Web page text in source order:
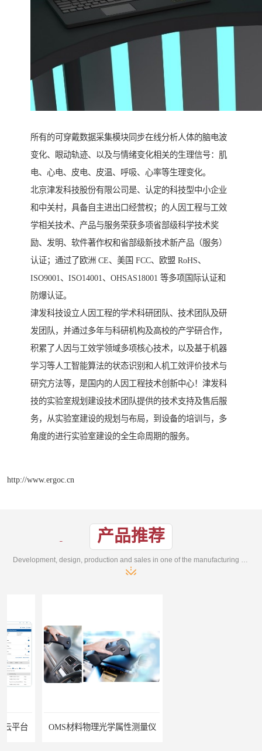
所有的可穿戴数据采集模块同步在线分析人体的脑电波
变化、眼动轨迹、以及与情绪变化相关的生理信号：肌
电、心电、皮电、皮温、呼吸、心率等生理变化。
北京津发科技股份有限公司是、认定的科技型中小企业
和中关村，具备自主进出口经营权；的人因工程与工效
学相关技术、产品与服务荣获多项省部级科学技术奖
励、发明、软件著作权和省部级新技术新产品（服务）
认证；通过了欧洲 CE、美国 FCC、欧盟 RoHS、
ISO9001、ISO14001、OHSAS18001 等多项国际认证和
防爆认证。
津发科技设立人因工程的学术科研团队、技术团队及研
发团队，并通过多年与科研机构及高校的产学研合作，
积累了人因与工效学领域多项核心技术，以及基于机器
学习等人工智能算法的状态识别和人机工效评价技术与
研究方法等，是国内的人因工程技术创新中心！津发科
技的实验室规划建设技术团队提供的技术支持及售后服
务，从实验室建设的规划与布局，到设备的培训与，多
角度的进行实验室建设的全生命周期的服务。
http://www.ergoc.cn
产品推荐
Development, design, production and sales in one of the manufacturing enterprises
OMS材料物理光学属性测量仪